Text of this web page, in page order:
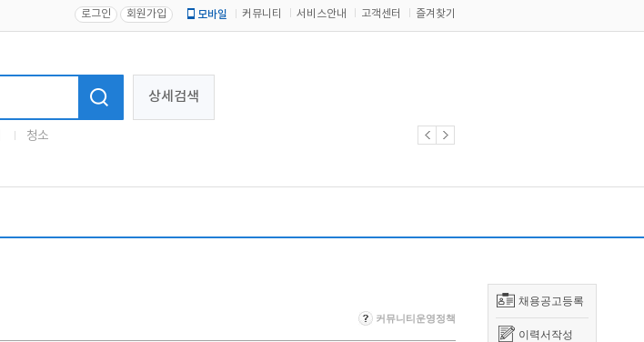
로그인 회원가입 모바일 커뮤니티 서비스안내 고객센터 즐겨찾기
상세검색
청소
채용공고등록
이력서작성
커뮤니티운영정책